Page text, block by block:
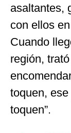
asaltantes,
con ellos
Cuando
región,
toquen,
toquen”.